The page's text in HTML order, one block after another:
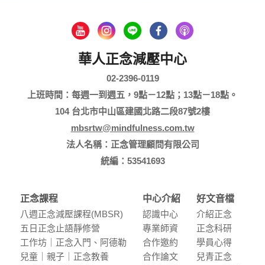
華人正念減壓中心
02-2396-0119
上班時間：每週一到週五，9點－12點；13點－18點。
104 台北市中山區建國北路二段87號2樓
mbsrtw@mindfulness.com.tw
法人名稱：正念管理顧問有限公司
統編：53541693
正念課程
八週正念減壓課程(MBSR)
五⽇正念⽌語靜修營
⼯作坊｜正念入門、阿德勒
兒童｜親⼦｜正念教養
中心介紹
認識中⼼
專業師資
合作邀約
合作論⽂
好文音檔
介紹正念
正念科研
學員⼼得
兒青正念